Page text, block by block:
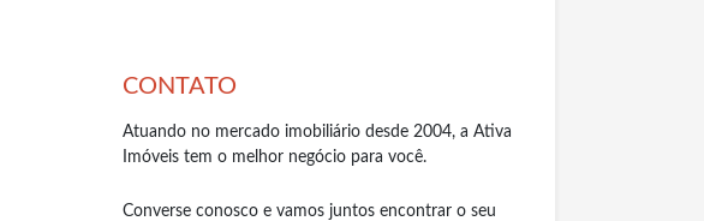
CONTATO
Atuando no mercado imobiliário desde 2004, a Ativa
Imóveis tem o melhor negócio para você.
Converse conosco e vamos juntos encontrar o seu